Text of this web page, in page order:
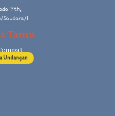
Yth.
Saudara/i
Tamu
Undangan